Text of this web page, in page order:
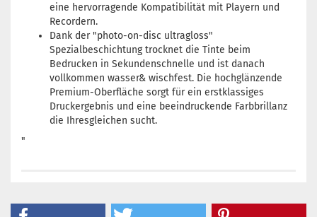
eine hervorragende Kompatibilität mit Playern und
Recordern.
Dank der "photo-on-disc ultragloss"
Spezialbeschichtung trocknet die Tinte beim
Bedrucken in Sekundenschnelle und ist danach
vollkommen wasser& wischfest. Die hochglänzende
Premium-Oberfläche sorgt für ein erstklassiges
Druckergebnis und eine beeindruckende Farbbrillanz
die Ihresgleichen sucht.
"